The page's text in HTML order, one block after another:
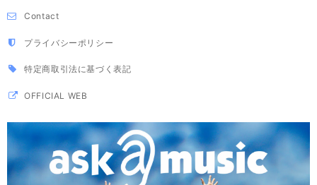
Contact
プライバシーポリシー
特定商取引法に基づく表記
OFFICIAL WEB